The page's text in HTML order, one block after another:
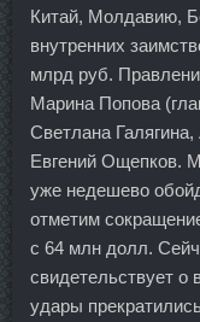
Китай, Молдавию,
внутренних
млрд руб.
Марина Попова
Светлана
Евгений Ощепков.
уже недешево
отметим
с 64 млн долл.
свидетельствует о
удары